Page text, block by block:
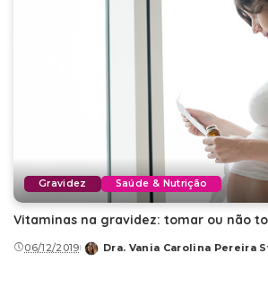
Gravidez Saúde & Nutrição
Vitaminas na gravidez: tomar ou não
06/12/2019
Posted
Dra. Vania Carolina Pereira